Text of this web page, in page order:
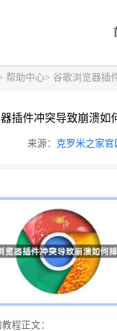
帮助中心> 谷歌浏览器插件冲
插件冲突导致崩溃如
来源： 克罗米之家官
程正文：